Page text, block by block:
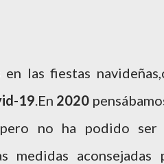
en las fiestas
19.En 2020
no ha podido ser
medidas